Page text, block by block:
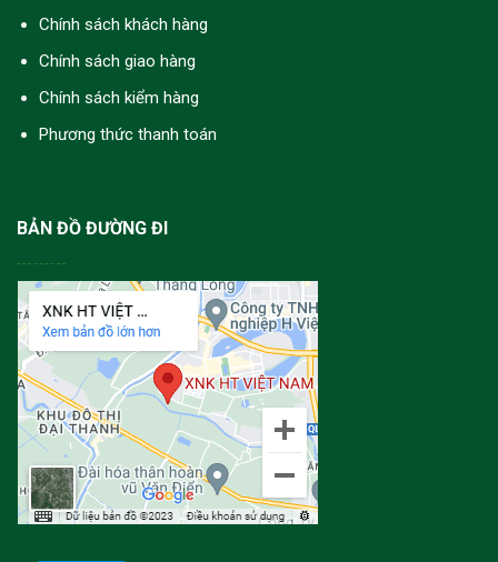
Chính sách khách hàng
Chính sách giao hàng
Chính sách kiểm hàng
Phương thức thanh toán
BẢN ĐỒ ĐƯỜNG ĐI